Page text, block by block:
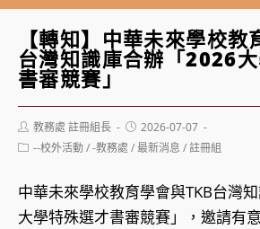
【轉知】中華未來學校
台灣知識庫合辦「2026
書審競賽」
Post
author:
教務處 註冊組長
Post
published:
2026-07-07
Post--校外活動/-教務處 /最新消息 /註冊組
中華未來學校教育學會與TKB台灣
大學特殊選才書審競賽」，邀請有